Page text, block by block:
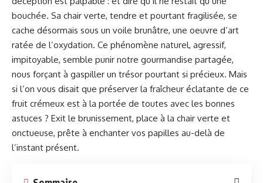
bouchée. Sa chair verte, tendre et pourtant fragilisée, se
cache désormais sous un voile brunâtre, une oeuvre d’art
ratée de l’oxydation. Ce phénomène naturel, agressif,
impitoyable, semble punir notre gourmandise partagée,
nous forçant à gaspiller un trésor pourtant si précieux. Mais
si l’on vous disait que préserver la fraîcheur éclatante de ce
fruit crémeux est à la portée de toutes avec les bonnes
astuces ? Exit le brunissement, place à la chair verte et
onctueuse, prête à enchanter vos papilles au-delà de
l’instant présent.